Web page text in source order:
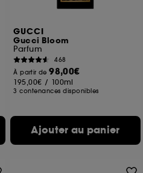
GUCCI
Gucci Bloom
Parfum
468
À partir de98,00€
195,00€ / 100ml
3 contenances disponibles
Ajouter au panier